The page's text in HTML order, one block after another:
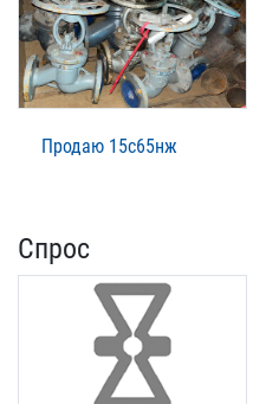
Продаю 15с65нж
Спрос